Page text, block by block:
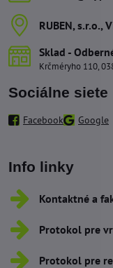
RUBEN, s​.r​.o​.,
Sklad -
Krčméryho 110,
Sociálne siete
Facebook Google
Info linky
Kontaktné a
Protokol pre
Protokol pre